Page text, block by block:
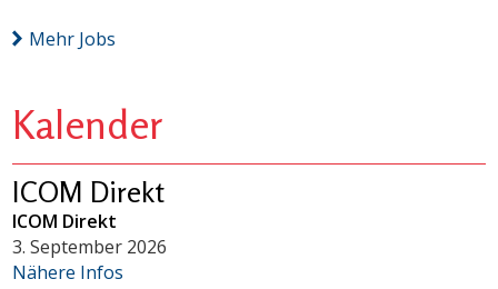
Mehr Jobs
Kalender
ICOM Direkt
ICOM Direkt
3. September 2026
Nähere Infos